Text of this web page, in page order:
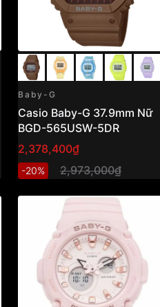
Baby-G
Casio Baby-G 37.9mm Nữ
BGD-565USW-5DR
2,378,400₫
-20% 2,973,000₫